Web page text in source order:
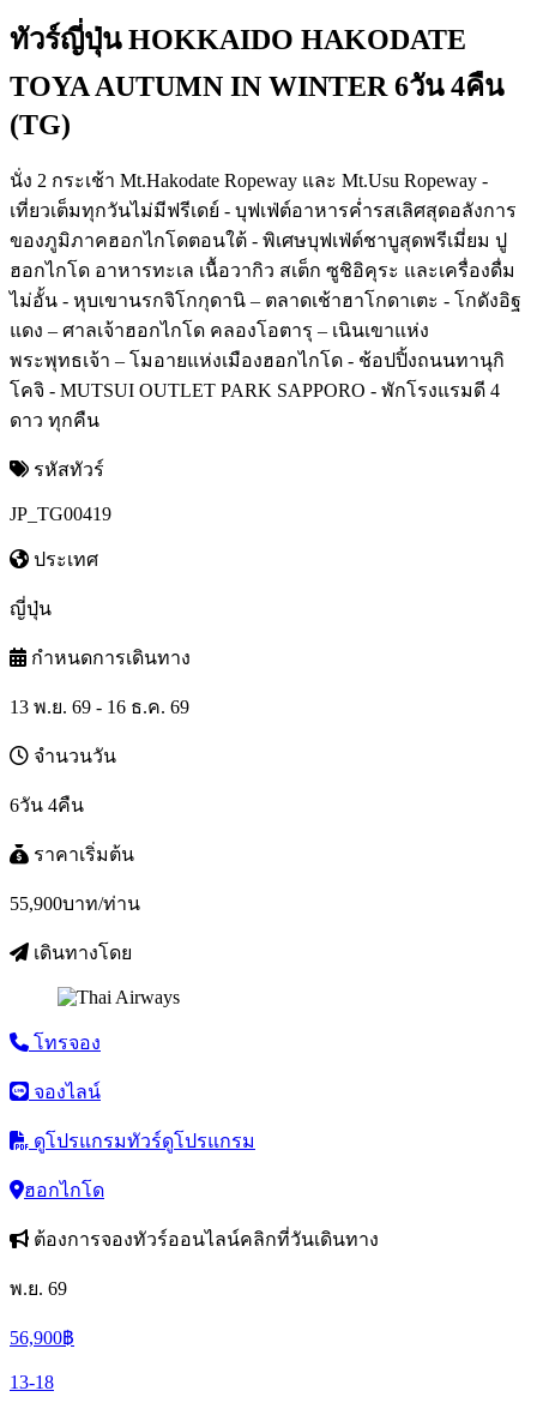
ทัวร์ญี่ปุ่น HOKKAIDO HAKODATE
TOYA AUTUMN IN WINTER 6วัน 4คืน
(TG)
นั่ง 2 กระเช้า Mt.Hakodate Ropeway และ Mt.Usu Ropeway -
เที่ยวเต็มทุกวันไม่มีฟรีเดย์ - บุฟเฟ่ต์อาหารค่ำรสเลิศสุดอลังการ
ของภูมิภาคฮอกไกโดตอนใต้ - พิเศษบุฟเฟ่ต์ชาบูสุดพรีเมี่ยม ปู
ฮอกไกโด อาหารทะเล เนื้อวากิว สเต็ก ซูชิอิคุระ และเครื่องดื่ม
ไม่อั้น - หุบเขานรกจิโกกุดานิ – ตลาดเช้าฮาโกดาเตะ - โกดังอิฐ
แดง – ศาลเจ้าฮอกไกโด คลองโอตารุ – เนินเขาแห่ง
พระพุทธเจ้า – โมอายแห่งเมืองฮอกไกโด - ช้อปปิ้งถนนทานุกิ
โคจิ - MUTSUI OUTLET PARK SAPPORO - พักโรงแรมดี 4
ดาว ทุกคืน
รหัสทัวร์
JP_TG00419
ประเทศ
ญี่ปุ่น
กำหนดการเดินทาง
13 พ.ย. 69 - 16 ธ.ค. 69
จำนวนวัน
6วัน 4คืน
ราคาเริ่มต้น
55,900บาท/ท่าน
เดินทางโดย
โทรจอง
จองไลน์
ดูโปรแกรมทัวร์ดูโปรแกรม
ฮอกไกโด
ต้องการจองทัวร์ออนไลน์คลิกที่วันเดินทาง
พ.ย. 69
56,900฿
13-18